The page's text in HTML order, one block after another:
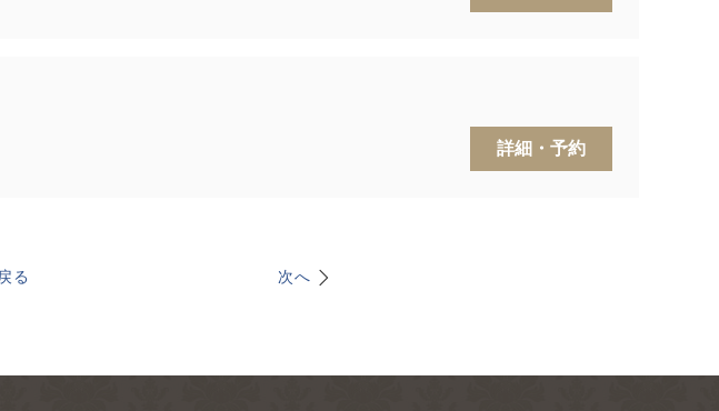
詳細・予約
る 次へ